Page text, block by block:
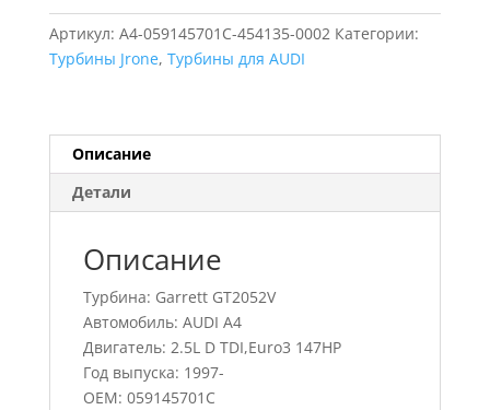
A4,
454135-
Артикул: A4-059145701C-454135-0002 Категории:
Турбины Jrone, Турбины для AUDI
Описание
Детали
Описание
Турбина: Garrett GT2052V
Автомобиль: AUDI A4
Двигатель: 2.5L D TDI,Euro3 147HP
Год выпуска: 1997-
OEM: 059145701C